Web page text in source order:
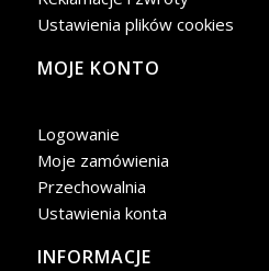
Ustawienia plików cookies
MOJE KONTO
Logowanie
Moje zamówienia
Przechowalnia
Ustawienia konta
INFORMACJE